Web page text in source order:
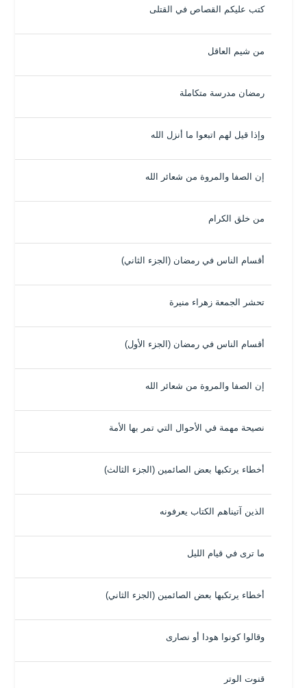
كتب عليكم القصاص في القتلى
من شيم العاقل
رمضان مدرسة متكاملة
وإذا قيل لهم اتبعوا ما أنزل الله
إن الصفا والمروة من شعائر الله
من خلق الكرام
أقسام الناس في رمضان (الجزء الثاني)
تحشر الجمعة زهراء منيرة
أقسام الناس في رمضان (الجزء الأول)
إن الصفا والمروة من شعائر الله
نصيحة مهمة في الأحوال التي تمر بها الأمة
أخطاء يرتكبها بعض الصائمين (الجزء الثالث)
الذين آتيناهم الكتاب يعرفونه
ما ترى في قيام الليل
أخطاء يرتكبها بعض الصائمين (الجزء الثاني)
وقالوا كونوا هودا أو نصارى
قنوت الوتر